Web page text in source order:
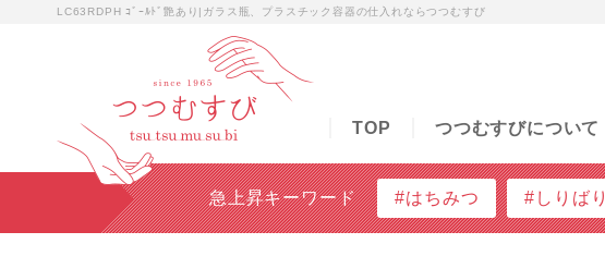
LC63RDPH ｺﾞｰﾙﾄﾞ艶あり|ガラス瓶、プラスチック容器の仕入れならつつむすび
TOP つつむすびについて
急上昇キーワード #はちみつ #しりばり
つつむすびについて